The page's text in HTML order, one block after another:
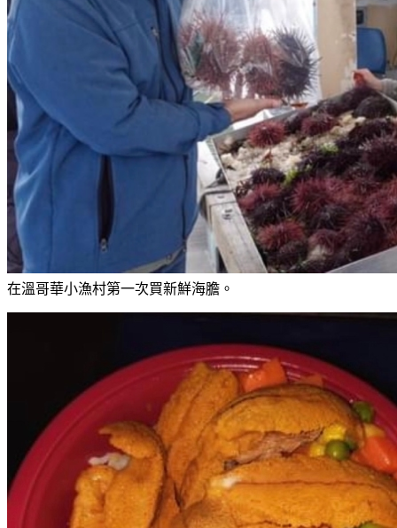
在溫哥華小漁村第一次買新鮮海膽。